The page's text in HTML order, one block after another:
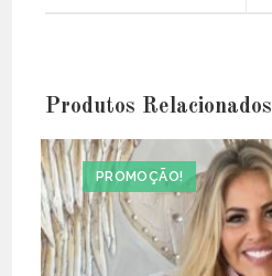
Produtos Relacionados
PROMOÇÃO!